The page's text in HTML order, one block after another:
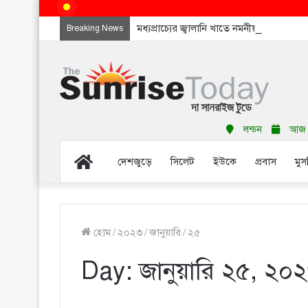
Breaking News মধ্যপ্রাচ্যের জ্বালানি খাতে নমনীয়তাই এখন
লন্ডন আজ
Homeদেশজুড়ে সিলেট ইউকে প্রবাস
হোম/ ২০২৩/জানুয়ারি/ ২৫
Day:জানুয়ারি ২৫,